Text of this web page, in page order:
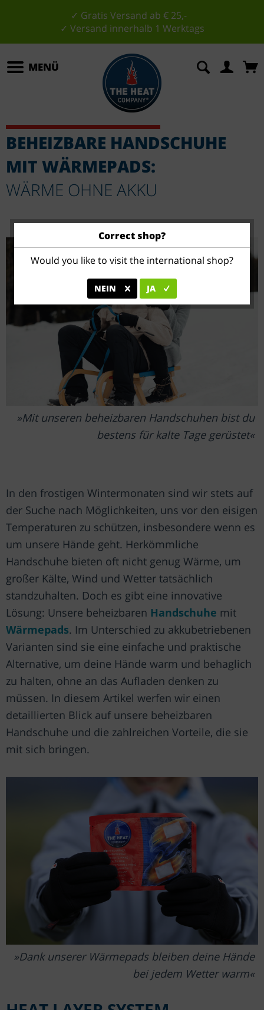
✓ Gratis Versand ab € 25,-
✓ Versand innerhalb 1 Werktags
MENÜ
BEHEIZBARE HANDSCHUHE
MIT WÄRMEPADS:
WÄRME OHNE AKKU
Mit unseren beheizbaren Handschuhen bist du
bestens für kalte Tage gerüstet
In den frostigen Wintermonaten sind wir stets auf
der Suche nach Möglichkeiten, uns vor den eisigen
Temperaturen zu schützen, insbesondere wenn es
um unsere Hände geht. Herkömmliche
Handschuhe bieten oft nicht genug Wärme, um
großer Kälte, Wind und Wetter tatsächlich
standzuhalten. Doch es gibt eine innovative
Lösung: Unsere beheizbaren Handschuhe mit
Wärmepads. Im Unterschied zu akkubetriebenen
Varianten sind sie eine einfache und praktische
Alternative, um deine Hände warm und behaglich
zu halten, ohne an das Aufladen denken zu
müssen. In diesem Artikel werfen wir einen
detaillierten Blick auf unsere beheizbaren
Handschuhe und die zahlreichen Vorteile, die sie
mit sich bringen.
Dank unserer Wärmepads bleiben deine Hände
bei jedem Wetter warm
Correct shop?
Would you like to visit the international shop?
NEIN JA